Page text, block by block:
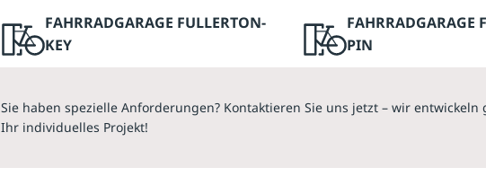
FAHRRADGARAGE FULLERTON-
KEY
FAHRRADGARAGE
PIN
Sie haben spezielle Anforderungen? Kontaktieren Sie uns jetzt – wir entwickeln
Ihr individuelles Projekt!